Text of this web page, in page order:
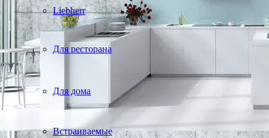
Liebherr
Для ресторана
Для дома
Встраиваемые